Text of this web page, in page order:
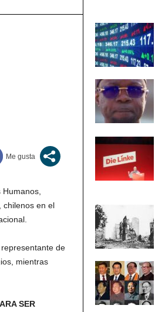
chilenos en el
de
mientras
SER